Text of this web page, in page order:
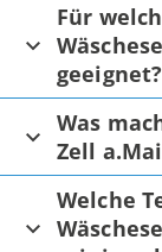
Für
geeignet?
Was
Zell
Welche